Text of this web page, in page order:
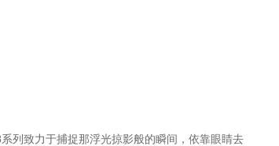
列致力于捕捉那浮光掠影般的瞬间，依靠眼睛去